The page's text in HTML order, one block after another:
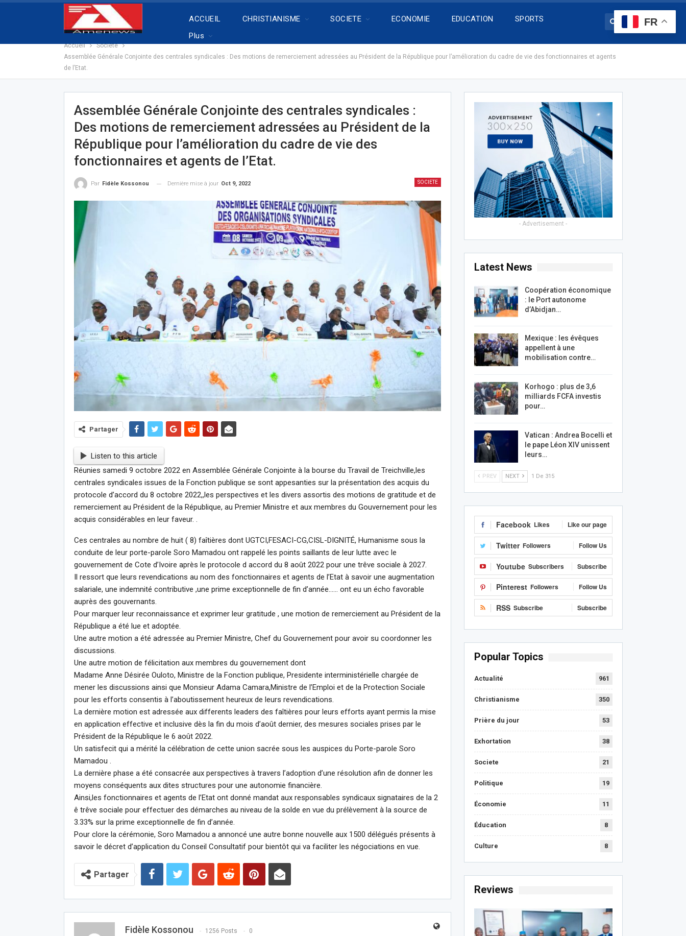
ACCUEIL CHRISTIANISME SOCIETE ECONOMIE EDUCATION
SPORTS
Plus
Accueil
Societe
Assemblée Générale Conjointe des centrales syndicales : Des motions de remerciement adressées au Président de la République pour l’amélioration du cadre de vie des fonctionnaires et agents
de l’Etat.
Assemblée Générale Conjointe des centrales syndicales :
Des motions de remerciement adressées au Président de la
République pour l’amélioration du cadre de vie des
fonctionnaires et agents de l’Etat.
SOCIETE
Par Fidèle Kossonou Dernière mise à jour Oct 9, 2022
Partager
Listen to this article
Réunies samedi 9 octobre 2022 en Assemblée Générale Conjointe à la bourse du Travail de Treichville,les
centrales syndicales issues de la Fonction publique se sont appesanties sur la présentation des acquis du
protocole d’accord du 8 octobre 2022,,les perspectives et les divers assortis des motions de gratitude et de
remerciement au Président de la République, au Premier Ministre et aux membres du Gouvernement pour les
acquis considérables en leur faveur. .
Ces centrales au nombre de huit ( 8) faîtières dont UGTCI,FESACI-CG,CISL-DIGNITÉ, Humanisme sous la
conduite de leur porte-parole Soro Mamadou ont rappelé les points saillants de leur lutte avec le
gouvernement de Cote d’Ivoire après le protocole d accord du 8 août 2022 pour une trêve sociale à 2027.
Il ressort que leurs revendications au nom des fonctionnaires et agents de l’Etat à savoir une augmentation
salariale, une indemnité contributive ,une prime exceptionnelle de fin d’année…… ont eu un écho favorable
auprès des gouvernants.
Pour marquer leur reconnaissance et exprimer leur gratitude , une motion de remerciement au Président de la
République a été lue et adoptée.
Une autre motion a été adressée au Premier Ministre, Chef du Gouvernement pour avoir su coordonner les
discussions.
Une autre motion de félicitation aux membres du gouvernement dont
Madame Anne Désirée Ouloto, Ministre de la Fonction publique, Presidente interministérielle chargée de
mener les discussions ainsi que Monsieur Adama Camara,Ministre de l’Emploi et de la Protection Sociale
pour les efforts consentis à l’aboutissement heureux de leurs revendications.
La dernière motion est adressée aux differents leaders des faîtières pour leurs efforts ayant permis la mise
en application effective et inclusive dès la fin du mois d’août dernier, des mesures sociales prises par le
Président de la République le 6 août 2022.
Un satisfecit qui a mérité la célébration de cette union sacrée sous les auspices du Porte-parole Soro
Mamadou .
La dernière phase a été consacrée aux perspectives à travers l’adoption d’une résolution afin de donner les
moyens conséquents aux dites structures pour une autonomie financière.
Ainsi,les fonctionnaires et agents de l’Etat ont donné mandat aux responsables syndicaux signataires de la 2
ê trêve sociale pour effectuer des démarches au niveau de la solde en vue du prélèvement à la source de
3.33% sur la prime exceptionnelle de fin d’année.
Pour clore la cérémonie, Soro Mamadou a annoncé une autre bonne nouvelle aux 1500 délégués présents à
savoir le décret d’application du Conseil Consultatif pour bientôt qui va faciliter les négociations en vue.
Partager
Fidèle Kossonou 1256 Posts 0
- Advertisement -
Latest News
Coopération économique
: le Port autonome
d’Abidjan…
Mexique : les évêques
appellent à une
mobilisation contre…
Korhogo : plus de 3,6
milliards FCFA investis
pour…
Vatican : Andrea Bocelli et
le pape Léon XIV unissent
leurs…
PREV NEXT 1 De 315
Facebook Likes Like our page
Twitter Followers Follow Us
Youtube Subscribers Subscribe
Pinterest Followers Follow Us
RSS Subscribe Subscribe
Popular Topics
Actualité 961
Christianisme 350
Prière du jour 53
Exhortation 38
Societe 21
Politique 19
Économie 11
Éducation 8
Culture 8
Reviews
FR